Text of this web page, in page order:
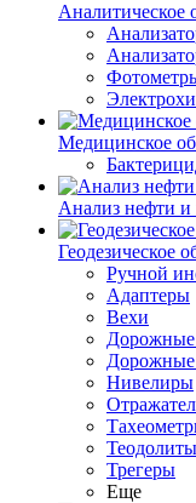
Аналитическое
Медицинское
Анализ нефти и
Геодезическое
Ручной
Адаптеры
Вехи
Дорожные
Дорожные
Нивелиры
Теодолиты
Трегеры
Еще